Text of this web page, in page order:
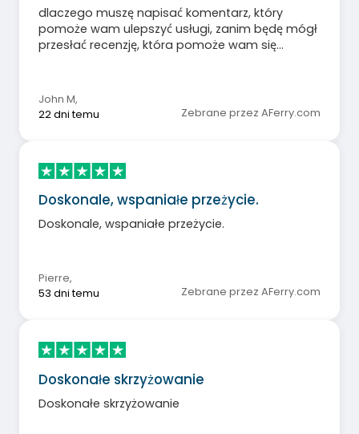
dlaczego muszę napisać komentarz, który
pomoże wam ulepszyć usługi, zanim będę mógł
przesłać recenzję, która pomoże wam się
John M,
22 dni temu
Zebrane przez AFerry.com
Doskonale, wspaniałe przeżycie.
Doskonale, wspaniałe przeżycie.
Pierre,
53 dni temu
Zebrane przez AFerry.com
Doskonałe skrzyżowanie
Doskonałe skrzyżowanie